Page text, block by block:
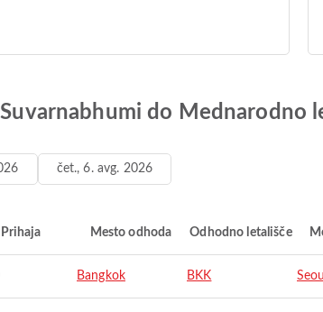
do Mednarodno
čet., 6. avg. 2026
Prihaja Mesto odhoda Odhodno letališče
Bangkok BKK Seoul